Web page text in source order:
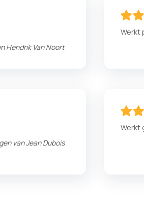
Hendrik Van Noort
Werkt
vanJean Dubois
Werkt